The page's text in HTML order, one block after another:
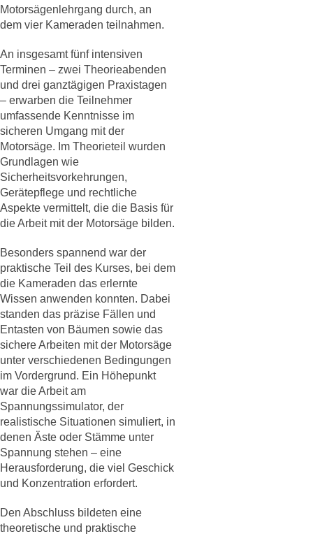
Motorsägenlehrgang durch, an
dem vier Kameraden teilnahmen.
An insgesamt fünf intensiven
Terminen – zwei Theorieabenden
und drei ganztägigen Praxistagen
– erwarben die Teilnehmer
umfassende Kenntnisse im
sicheren Umgang mit der
Motorsäge. Im Theorieteil wurden
Grundlagen wie
Sicherheitsvorkehrungen,
Gerätepflege und rechtliche
Aspekte vermittelt, die die Basis für
die Arbeit mit der Motorsäge bilden.
Besonders spannend war der
praktische Teil des Kurses, bei dem
die Kameraden das erlernte
Wissen anwenden konnten. Dabei
standen das präzise Fällen und
Entasten von Bäumen sowie das
sichere Arbeiten mit der Motorsäge
unter verschiedenen Bedingungen
im Vordergrund. Ein Höhepunkt
war die Arbeit am
Spannungssimulator, der
realistische Situationen simuliert, in
denen Äste oder Stämme unter
Spannung stehen – eine
Herausforderung, die viel Geschick
und Konzentration erfordert.
Den Abschluss bildeten eine
theoretische und praktische